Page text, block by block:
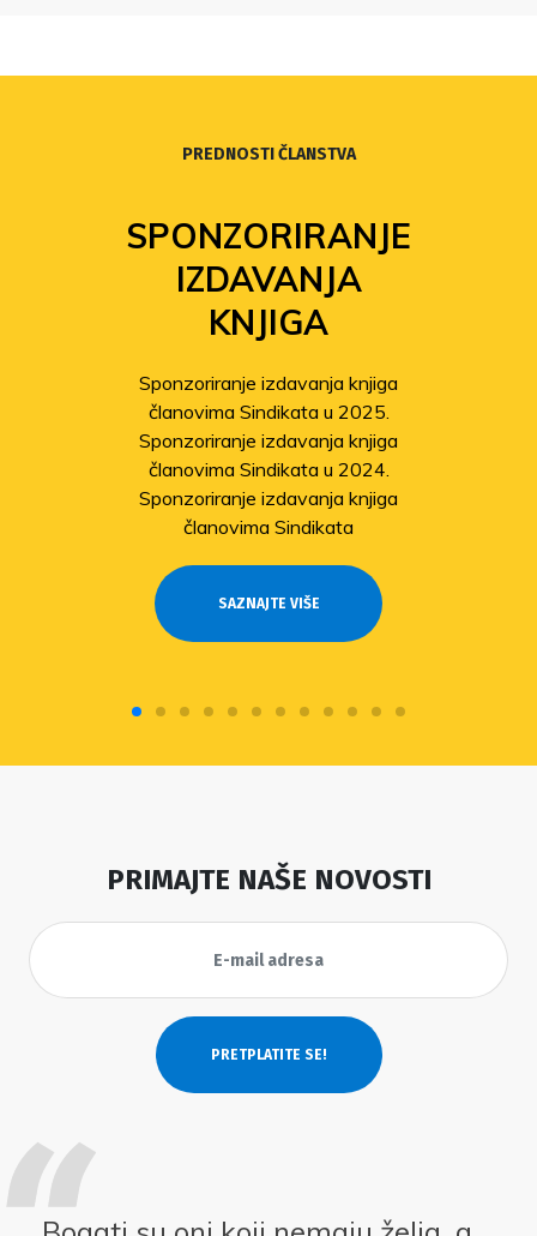
PREDNOSTI ČLANSTVA
SPONZORIRANJE
IZDAVANJA
KNJIGA
Sponzoriranje izdavanja knjiga
članovima Sindikata u 2025.
Sponzoriranje izdavanja knjiga
članovima Sindikata u 2024.
Sponzoriranje izdavanja knjiga
članovima Sindikata
SAZNAJTE VIŠE
PRIMAJTE NAŠE NOVOSTI